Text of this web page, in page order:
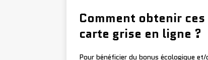
Comment obtenir
carte grise en ligne ?
Pour bénéficier du bonus écologique